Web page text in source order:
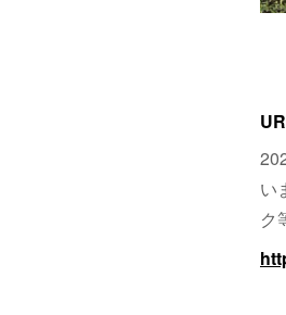
い
ク